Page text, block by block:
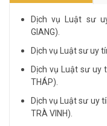
Dịch vụ Luật sư
GIANG).
Dịch vụ Luật sư uy
Dịch vụ Luật sư uy
THÁP).
Dịch vụ Luật sư uy
TRÀ VINH).